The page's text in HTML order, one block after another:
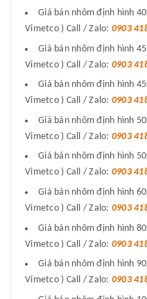
Giá bán nhôm định hình
Vimetco ) Call / Zalo: 0903
Giá bán nhôm định hình
Vimetco ) Call / Zalo: 0903
Giá bán nhôm định hình
Vimetco ) Call / Zalo: 0903
Giá bán nhôm định hình
Vimetco ) Call / Zalo: 0903
Giá bán nhôm định hình
Vimetco ) Call / Zalo: 0903
Giá bán nhôm định hình
Vimetco ) Call / Zalo: 0903
Giá bán nhôm định hình
Vimetco ) Call / Zalo: 0903
Giá bán nhôm định hình
Vimetco ) Call / Zalo: 0903